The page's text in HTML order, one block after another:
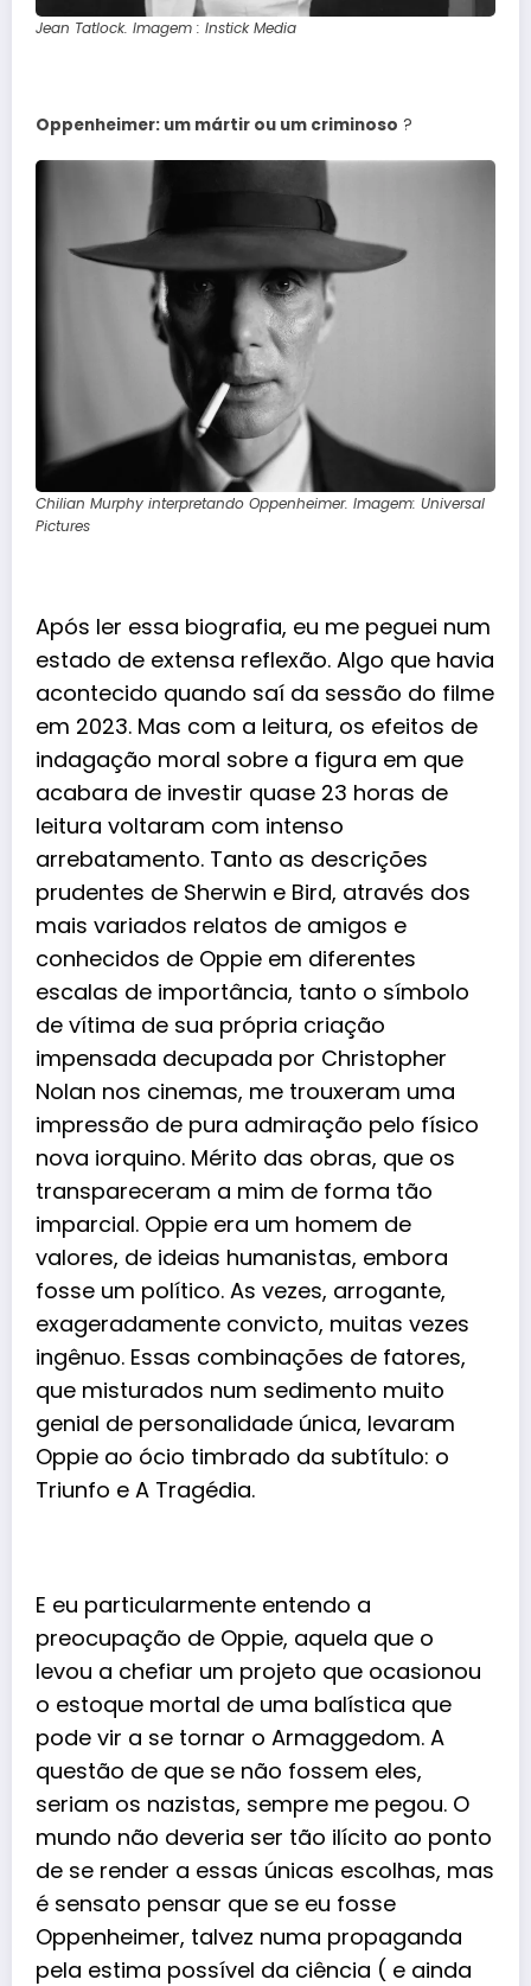
Jean Tatlock. Imagem : Instick Media
Oppenheimer: um mártir ou um criminoso ?
Chilian Murphy interpretando Oppenheimer. Imagem: Universal
Pictures
Após ler essa biografia, eu me peguei num
estado de extensa reflexão. Algo que havia
acontecido quando saí da sessão do filme
em 2023. Mas com a leitura, os efeitos de
indagação moral sobre a figura em que
acabara de investir quase 23 horas de
leitura voltaram com intenso
arrebatamento. Tanto as descrições
prudentes de Sherwin e Bird, através dos
mais variados relatos de amigos e
conhecidos de Oppie em diferentes
escalas de importância, tanto o símbolo
de vítima de sua própria criação
impensada decupada por Christopher
Nolan nos cinemas, me trouxeram uma
impressão de pura admiração pelo físico
nova iorquino. Mérito das obras, que os
transpareceram a mim de forma tão
imparcial. Oppie era um homem de
valores, de ideias humanistas, embora
fosse um político. As vezes, arrogante,
exageradamente convicto, muitas vezes
ingênuo. Essas combinações de fatores,
que misturados num sedimento muito
genial de personalidade única, levaram
Oppie ao ócio timbrado da subtítulo: o
Triunfo e A Tragédia.
E eu particularmente entendo a
preocupação de Oppie, aquela que o
levou a chefiar um projeto que ocasionou
o estoque mortal de uma balística que
pode vir a se tornar o Armaggedom. A
questão de que se não fossem eles,
seriam os nazistas, sempre me pegou. O
mundo não deveria ser tão ilícito ao ponto
de se render a essas únicas escolhas, mas
é sensato pensar que se eu fosse
Oppenheimer, talvez numa propaganda
pela estima possível da ciência ( e ainda